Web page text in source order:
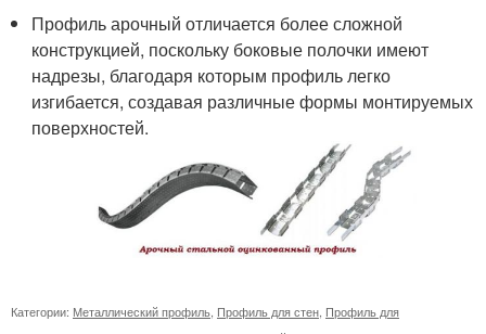
Профиль арочный отличается более сложной
конструкцией, поскольку боковые полочки имеют
надрезы, благодаря которым профиль легко
изгибается, создавая различные формы монтируемых
поверхностей.
Категории: Металлический профиль Профиль для стен Профиль для